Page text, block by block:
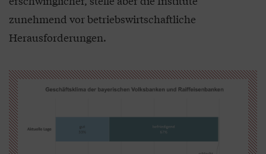
zunehmend vor betriebswirtschaftliche
Herausforderungen.